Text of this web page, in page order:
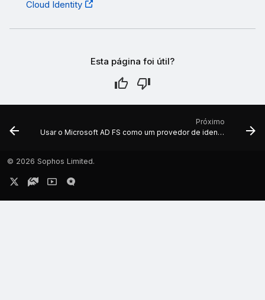
Cloud Identity
Esta página foi útil?
Próximo
Usar o Microsoft AD FS como um provedor de identidade
© 2026 Sophos Limited.